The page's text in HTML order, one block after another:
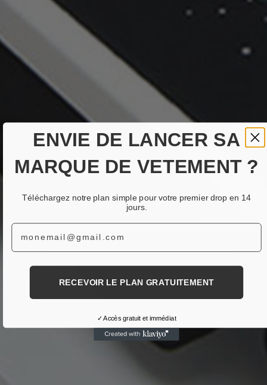
ENVIE DE LANCER SA
MARQUE DE VETEMENT ?
Téléchargez notre plan simple pour votre premier drop en 14
jours.
Email
RECEVOIR LE PLAN GRATUITEMENT
✓ Accès gratuit et immédiat